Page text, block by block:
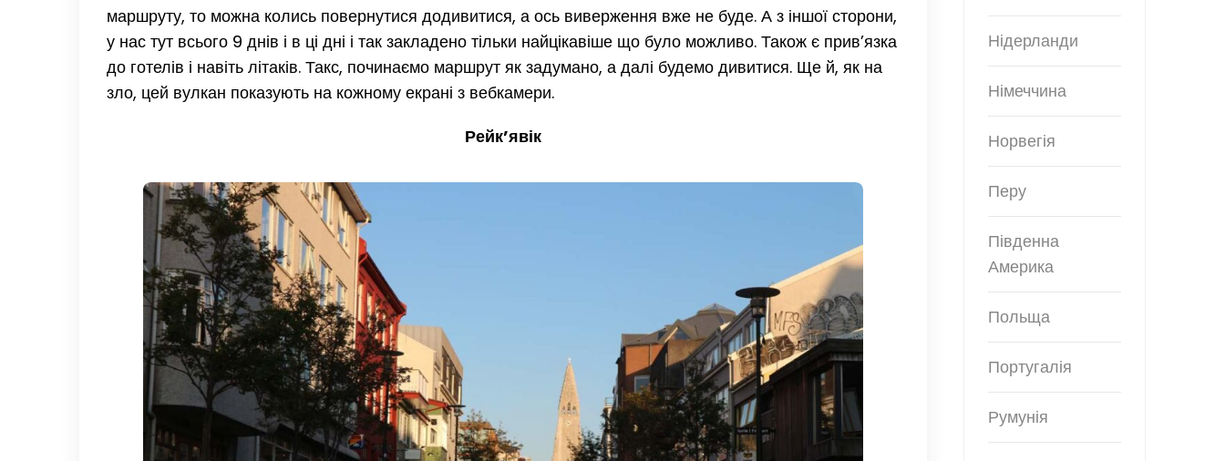
маршруту, то можна колись повернутися додивитися, а ось виверження вже не буде. А з іншої сторони,
у нас тут всього 9 днів і в ці дні і так закладено тільки найцікавіше що було можливо. Також є прив’язка
до готелів і навіть літаків. Такс, починаємо маршрут як задумано, а далі будемо дивитися. Ще й, як на
зло, цей вулкан показують на кожному екрані з вебкамери.
Рейк’явік
Нідерланди
Німеччина
Норвегія
Перу
Південна
Америка
Польща
Португалія
Румунія